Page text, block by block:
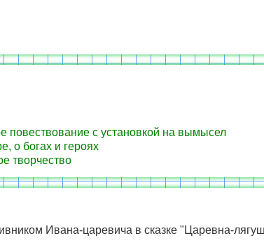
повествование с установкой на вымысел
о богах и героях
творчество
Ивана-царевича в сказке "Царевна-